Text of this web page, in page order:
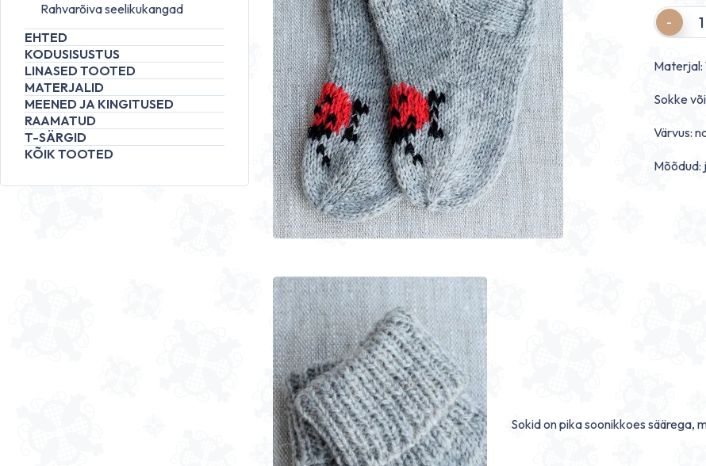
Rahvarõiva seelikukangad
EHTED
KODUSISUSTUS
LINASED TOOTED
MATERJALID
MEENED JA KINGITUSED
RAAMATUD
T-SÄRGID
KÕIK TOOTED
Quantity
Materjal:
Sokke
Värvus:
Mõõdud:
Sokid on pika soonikkoes säärega,